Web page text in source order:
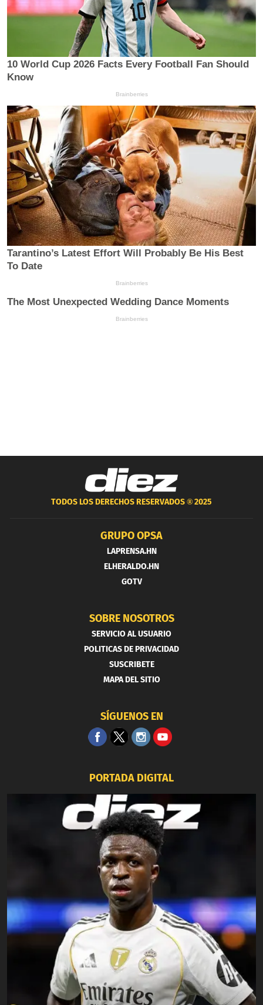
TODOS LOS DERECHOS RESERVADOS ®2025
GRUPO OPSA
LAPRENSA.HN
ELHERALDO.HN
GOTV
SOBRE NOSOTROS
SERVICIO AL USUARIO
POLITICAS DE PRIVACIDAD
SUSCRIBETE
MAPA DEL SITIO
SÍGUENOS EN
PORTADA DIGITAL